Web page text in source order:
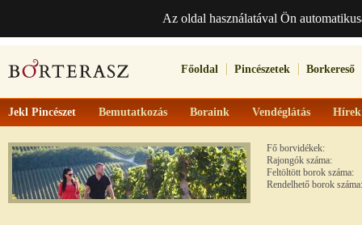
Az oldal használatával Ön
Főoldal Pincészetek Borkereső
Jekl Pincészet Bemutatkozás Boraink Vendéglátás Hírek
Fő borvidékek:
Rajongók száma:
Feltöltött borok száma:
Rendelhető borok száma: